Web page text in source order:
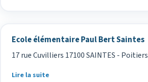
Ecole élémentaire Paul Bert Saintes
17 rue Cuvilliers 17100 SAINTES - Poitiers
Lire la suite